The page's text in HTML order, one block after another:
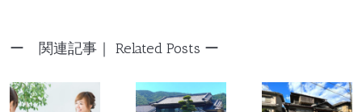
Related Posts